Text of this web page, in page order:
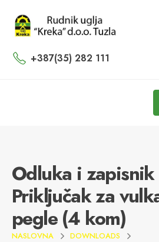
+387(35) 282 111
Odluka i
Priključak za
pegle (4 kom)
NASLOVNA
DOWNLOADS